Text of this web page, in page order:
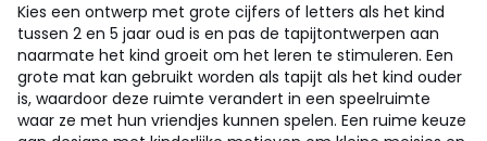
Kies een ontwerp met grote cijfers of letters als het kind
tussen 2 en 5 jaar oud is en pas de tapijtontwerpen aan
naarmate het kind groeit om het leren te stimuleren. Een
grote mat kan gebruikt worden als tapijt als het kind ouder
is, waardoor deze ruimte verandert in een speelruimte
waar ze met hun vriendjes kunnen spelen. Een ruime keuze